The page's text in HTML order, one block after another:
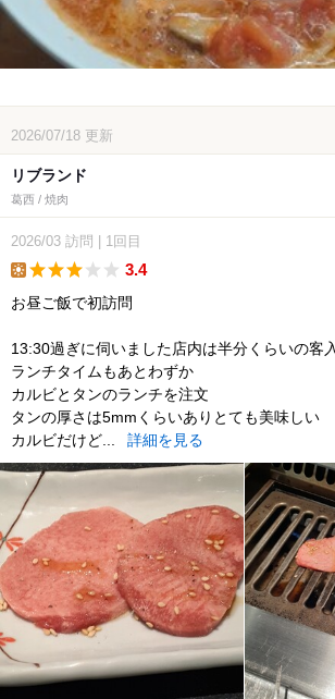
2026/07/18 更新
リブランド
葛西 / 焼肉
2026/03 訪問 1回目
3.4
お昼ご飯で初訪問
13:30過ぎに伺いました店内は半分くらいの客
ランチタイムもあとわずか
カルビとタンのランチを注文
タンの厚さは5mmくらいありとても美味しい
カルビだけど...
詳細を見る